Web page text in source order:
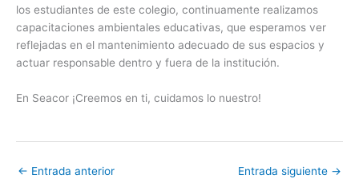
los estudiantes de este colegio, continuamente realizamos
capacitaciones ambientales educativas, que esperamos ver
reflejadas en el mantenimiento adecuado de sus espacios y
actuar responsable dentro y fuera de la institución.
En Seacor ¡Creemos en ti, cuidamos lo nuestro!
← Entrada anterior Entrada siguiente →